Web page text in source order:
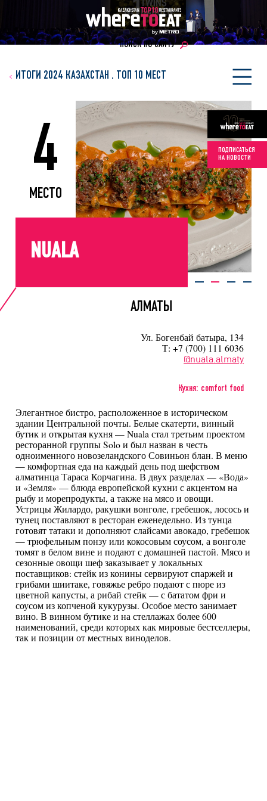
ПОИСК ПО САЙТУ
ПОДПИСАТЬСЯ
НА НОВОСТИ
ИТОГИ 2024 КАЗАХСТАН . ТОП 10 МЕСТ
4
МЕСТО
NUALA
АЛМАТЫ
Ул. Богенбай батыра, 134
Т: +7 (700) 111 6036
@nuala.almaty
Кухня: comfort food
Элегантное бистро, расположенное в историческом
здании Центральной почты. Белые скатерти, винный
бутик и открытая кухня — Nuala стал третьим проектом
ресторанной группы Solo и был назван в честь
одноименного новозеландского Совиньон блан. В меню
— комфортная еда на каждый день под шефством
алматинца Тараса Корчагина. В двух разделах — «Вода»
и «Земля» — блюда европейской кухни с акцентом на
рыбу и морепродукты, а также на мясо и овощи.
Устрицы Жилардо, ракушки вонголе, гребешок, лосось и
тунец поставляют в ресторан еженедельно. Из тунца
готовят татаки и дополняют слайсами авокадо, гребешок
— трюфельным понзу или кокосовым соусом, а вонголе
томят в белом вине и подают с домашней пастой. Мясо и
сезонные овощи шеф заказывает у локальных
поставщиков: стейк из конины сервируют спаржей и
грибами шиитаке, говяжье ребро подают с пюре из
цветной капусты, а рибай стейк — с бататом фри и
соусом из копченой кукурузы. Особое место занимает
вино. В винном бутике и на стеллажах более 600
наименований, среди которых как мировые бестселлеры,
так и позиции от местных виноделов.